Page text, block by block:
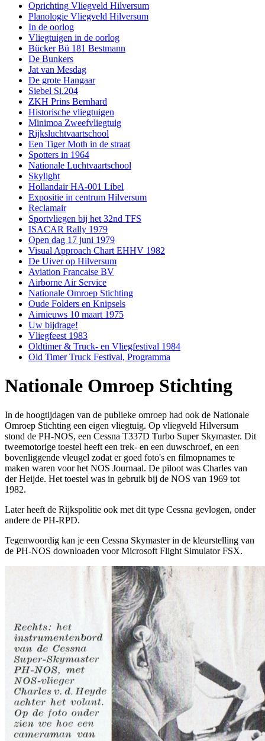
Oprichting Vliegveld Hilversum
Planologie Vliegveld Hilversum
In de oorlog
Vliegtuigen in de oorlog
Bücker Bü 181 Bestmann
De Bunkers
Jat van Mesdag
De grote Hangaar
Siebel Si.204
ZKH Prins Bernhard
Historische vliegtuigen
Minimoa Zweefvliegtuig
Rijksluchtvaartschool
Een Tiger Moth in de straat
Spotters in 1964
Nationale Luchtvaartschool
Skylight
Hollandair HA-001 Libel
Expositie in centrum Hilversum
Reclamair
Sportvliegen bij het 32nd TFS
ISACAR Rally 1979
Open dag 17 juni 1979
Visual Approach Chart EHHV 1982
De Uiver op Hilversum
Aviation Francaise BV
Airborne Air Service
Nationale Omroep Stichting
Oude Folders en Knipsels
Airnieuws 10 maart 1975
Uw bijdrage!
Vliegfeest 1983
Oldtimer & Truck- en Vliegfestival 1984
Old Timer Truck Festival, Programma
Nationale Omroep Stichting
In de hoogtijdagen van de publieke omroep had ook de Nationale
Omroep Stichting een eigen vliegtuig. Op vliegveld Hilversum
stond de PH-NOS, een Cessna T337D Turbo Super Skymaster. Dit
tweemotorige toestel heeft een trek- en een duwschroef, en een
bovenliggende vleugel zodat er goed foto's en filmopnames te
maken waren voor het NOS Journaal. De piloot was Charles van
der Heijde. Het toestel was in gebruik bij de NOS van 1969 tot
1982.
Later heeft de Rijkspolitie ook met dit type Cessna gevlogen, onder
andere de PH-RPD.
Tegenwoordig kan je een Cessna Skymaster in de kleurstelling van
de PH-NOS downloaden voor Microsoft Flight Simulator FSX.